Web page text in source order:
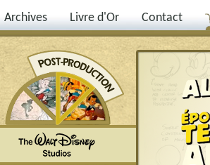
Archives Livre d'Or Contact